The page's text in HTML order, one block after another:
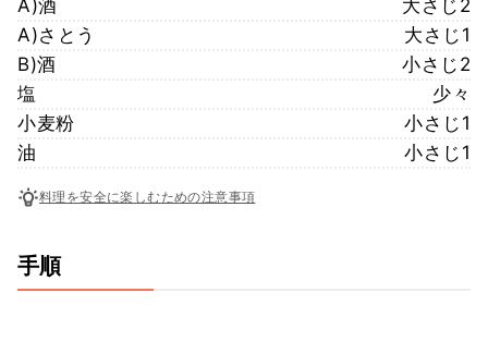
A)酒
大さじ2
A)さとう
大さじ1
B)酒
小さじ2
塩
少々
小麦粉
小さじ1
油
小さじ1
料理を安全に楽しむための注意事項
手順